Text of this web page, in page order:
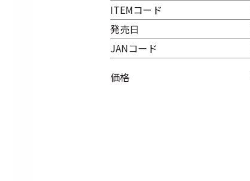
ITEMコード
発売日
JANコード
価格